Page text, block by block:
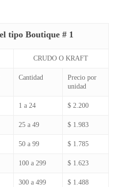
tipo Boutique # 1
CRUDO O KRAFT
Cantidad
Precio por
unidad
1 a 24 $ 2.200
25 a 49 $ 1.983
50 a 99 $ 1.785
100 a 299 $ 1.623
300 a 499 $ 1.488